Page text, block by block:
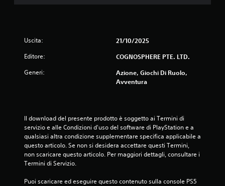
Uscita: 21/10/2025
Editore: COGNOSPHERE PTE. LTD.
Generi:
Azione, Giochi Di Ruolo,
Avventura
Il download del presente prodotto è soggetto ai Termini di
servizio e alle Condizioni d'uso del software di PlayStation e a
qualsiasi altra condizione supplementare specifica applicabile a
questo articolo. Se non si desidera accettare questi Termini,
non scaricare questo articolo. Per maggiori dettagli, consultare i
Termini di Servizio.
Puoi scaricare ed eseguire questo contenuto sulla console PS5